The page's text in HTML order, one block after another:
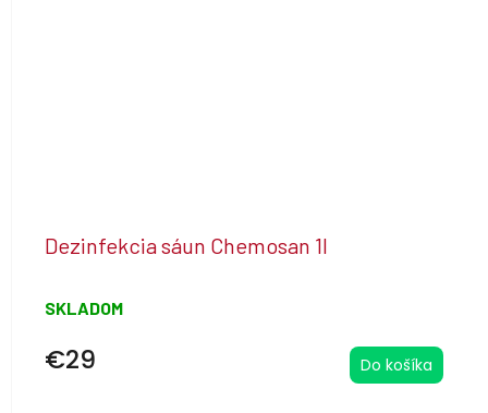
Dezinfekcia sáun Chemosan 1l
SKLADOM
€29 Do košíka